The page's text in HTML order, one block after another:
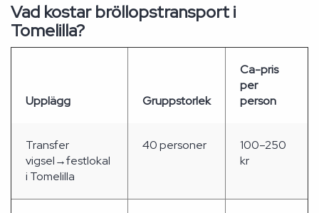
Vad kostar bröllopstransport i
Tomelilla?
Upplägg Gruppstorlek
Ca-pris
per
person
Transfer
vigsel→festlokal
i Tomelilla
40 personer
100–250
kr